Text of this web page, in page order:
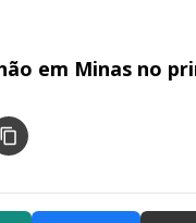
em Minas no